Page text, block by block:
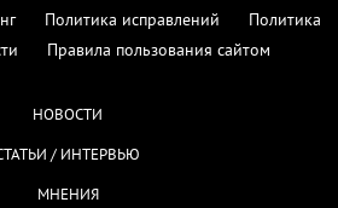
Политика исправлений
Политика
Правила пользования сайтом
НОВОСТИ
/ ИНТЕРВЬЮ
МНЕНИЯ